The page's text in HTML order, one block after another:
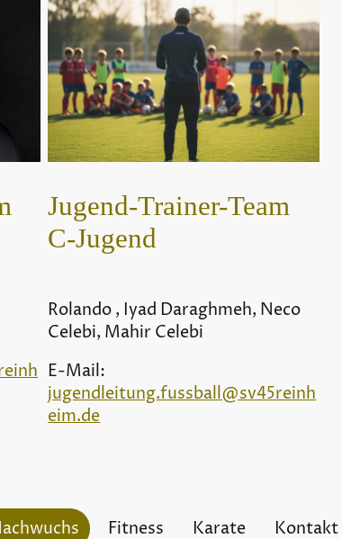
Jugend-Trainer-Team
C-Jugend
Rolando , Iyad Daraghmeh, Neco
Celebi, Mahir Celebi
E-Mail:
jugendleitung.fussball@sv45reinh
eim.de
Fitness Karate Kontakt